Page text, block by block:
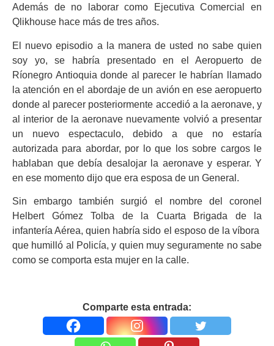
Además de no laborar como Ejecutiva Comercial en
Qlikhouse hace más de tres años.
El nuevo episodio a la manera de usted no sabe quien
soy yo, se habría presentado en el Aeropuerto de
Ríonegro Antioquia donde al parecer le habrían llamado
la atención en el abordaje de un avión en ese aeropuerto
donde al parecer posteriormente accedió a la aeronave, y
al interior de la aeronave nuevamente volvió a presentar
un nuevo espectaculo, debido a que no estaría
autorizada para abordar, por lo que los sobre cargos le
hablaban que debía desalojar la aeronave y esperar. Y
en ese momento dijo que era esposa de un General.
Sin embargo también surgió el nombre del coronel
Helbert Gómez Tolba de la Cuarta Brigada de la
infantería Aérea, quien habría sido el esposo de la víbora
que humilló al Policía, y quien muy seguramente no sabe
como se comporta esta mujer en la calle.
Comparte esta entrada: